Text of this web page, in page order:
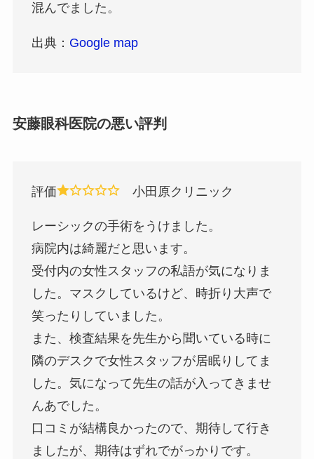
混んでました。
出典： Google map
安藤眼科医院の悪い評判
評価 小田原クリニック
レーシックの手術をうけました。
病院内は綺麗だと思います。
受付内の女性スタッフの私語が気になりま
した。マスクしているけど、時折り大声で
笑ったりしていました。
また、検査結果を先生から聞いている時に
隣のデスクで女性スタッフが居眠りしてま
した。気になって先生の話が入ってきませ
んあでした。
口コミが結構良かったので、期待して行き
ましたが、期待はずれでがっかりです。